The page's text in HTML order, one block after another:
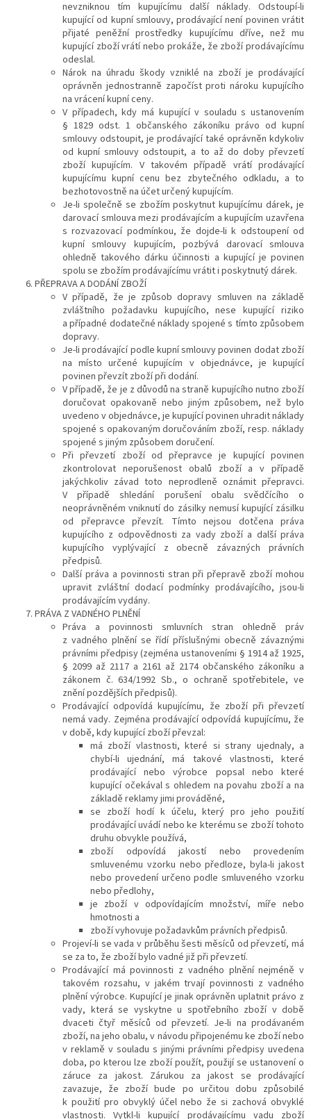
nevzniknou tím kupujícímu další náklady. Odstoupí-li
kupující od kupní smlouvy, prodávající není povinen vrátit
přijaté peněžní prostředky kupujícímu dříve, než mu
kupující zboží vrátí nebo prokáže, že zboží prodávajícímu
odeslal.
Nárok na úhradu škody vzniklé na zboží je prodávající
oprávněn jednostranně započíst proti nároku kupujícího
na vrácení kupní ceny.
V případech, kdy má kupující v souladu s ustanovením
§ 1829 odst. 1 občanského zákoníku právo od kupní
smlouvy odstoupit, je prodávající také oprávněn kdykoliv
od kupní smlouvy odstoupit, a to až do doby převzetí
zboží kupujícím. V takovém případě vrátí prodávající
kupujícímu kupní cenu bez zbytečného odkladu, a to
bezhotovostně na účet určený kupujícím.
Je-li společně se zbožím poskytnut kupujícímu dárek, je
darovací smlouva mezi prodávajícím a kupujícím uzavřena
s rozvazovací podmínkou, že dojde-li k odstoupení od
kupní smlouvy kupujícím, pozbývá darovací smlouva
ohledně takového dárku účinnosti a kupující je povinen
spolu se zbožím prodávajícímu vrátit i poskytnutý dárek.
PŘEPRAVA A DODÁNÍ ZBOŽÍ
V případě, že je způsob dopravy smluven na základě
zvláštního požadavku kupujícího, nese kupující riziko
a případné dodatečné náklady spojené s tímto způsobem
dopravy.
Je-li prodávající podle kupní smlouvy povinen dodat zboží
na místo určené kupujícím v objednávce, je kupující
povinen převzít zboží při dodání.
V případě, že je z důvodů na straně kupujícího nutno zboží
doručovat opakovaně nebo jiným způsobem, než bylo
uvedeno v objednávce, je kupující povinen uhradit náklady
spojené s opakovaným doručováním zboží, resp. náklady
spojené s jiným způsobem doručení.
Při převzetí zboží od přepravce je kupující povinen
zkontrolovat neporušenost obalů zboží a v případě
jakýchkoliv závad toto neprodleně oznámit přepravci.
V případě shledání porušení obalu svědčícího o
neoprávněném vniknutí do zásilky nemusí kupující zásilku
od přepravce převzít. Tímto nejsou dotčena práva
kupujícího z odpovědnosti za vady zboží a další práva
kupujícího vyplývající z obecně závazných právních
předpisů.
Další práva a povinnosti stran při přepravě zboží mohou
upravit zvláštní dodací podmínky prodávajícího, jsou-li
prodávajícím vydány.
PRÁVA Z VADNÉHO PLNĚNÍ
Práva a povinnosti smluvních stran ohledně práv
z vadného plnění se řídí příslušnými obecně závaznými
právními předpisy (zejména ustanoveními § 1914 až 1925,
§ 2099 až 2117 a 2161 až 2174 občanského zákoníku a
zákonem č. 634/1992 Sb., o ochraně spotřebitele, ve
znění pozdějších předpisů).
Prodávající odpovídá kupujícímu, že zboží při převzetí
nemá vady. Zejména prodávající odpovídá kupujícímu, že
v době, kdy kupující zboží převzal:
má zboží vlastnosti, které si strany ujednaly, a
chybí-li ujednání, má takové vlastnosti, které
prodávající nebo výrobce popsal nebo které
kupující očekával s ohledem na povahu zboží a na
základě reklamy jimi prováděné,
se zboží hodí k účelu, který pro jeho použití
prodávající uvádí nebo ke kterému se zboží tohoto
druhu obvykle používá,
zboží odpovídá jakostí nebo provedením
smluvenému vzorku nebo předloze, byla-li jakost
nebo provedení určeno podle smluveného vzorku
nebo předlohy,
je zboží v odpovídajícím množství, míře nebo
hmotnosti a
zboží vyhovuje požadavkům právních předpisů.
Projeví-li se vada v průběhu šesti měsíců od převzetí, má
se za to, že zboží bylo vadné již při převzetí.
Prodávající má povinnosti z vadného plnění nejméně v
takovém rozsahu, v jakém trvají povinnosti z vadného
plnění výrobce. Kupující je jinak oprávněn uplatnit právo z
vady, která se vyskytne u spotřebního zboží v době
dvaceti čtyř měsíců od převzetí. Je-li na prodávaném
zboží, na jeho obalu, v návodu připojenému ke zboží nebo
v reklamě v souladu s jinými právními předpisy uvedena
doba, po kterou lze zboží použít, použijí se ustanovení o
záruce za jakost. Zárukou za jakost se prodávající
zavazuje, že zboží bude po určitou dobu způsobilé
k použití pro obvyklý účel nebo že si zachová obvyklé
vlastnosti. Vytkl-li kupující prodávajícímu vadu zboží